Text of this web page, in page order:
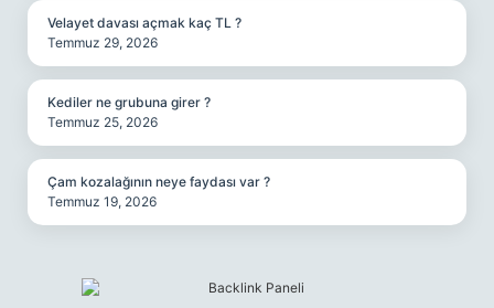
Velayet davası açmak kaç TL ?
Temmuz 29, 2026
Kediler ne grubuna girer ?
Temmuz 25, 2026
Çam kozalağının neye faydası var ?
Temmuz 19, 2026